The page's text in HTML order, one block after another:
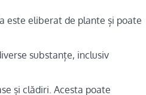
este eliberat de plante și poate
substanțe, inclusiv
și clădiri. Acesta poate